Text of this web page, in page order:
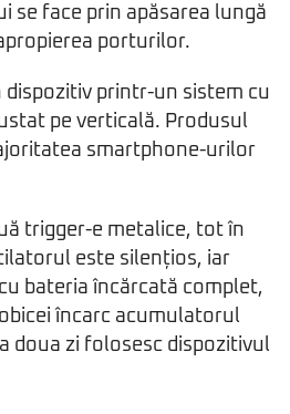
se face prin apăsarea lungă
porturilor.
dispozitiv printr-un sistem cu
pe verticală. Produsul
smartphone-urilor
trigger-e metalice, tot în
este silențios, iar
bateria încărcată complet,
încarc acumulatorul
doua zi folosesc dispozitivul